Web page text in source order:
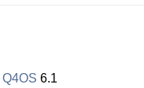
Q4OS 6.1